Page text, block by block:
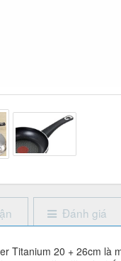
Đánh giá
Titanium 20 + 26cm